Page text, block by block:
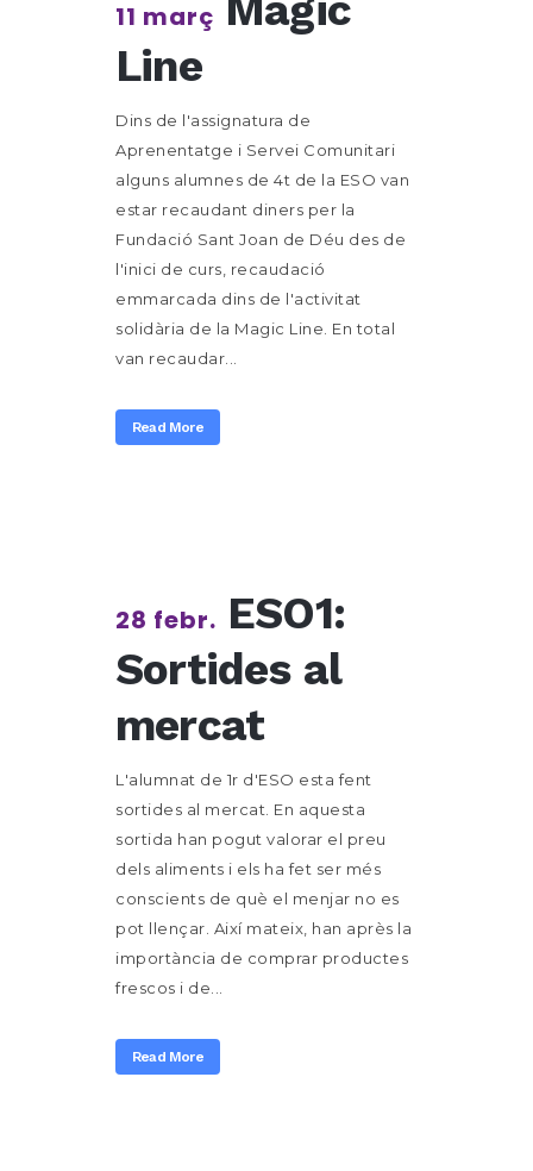
11 març
Line
Dins de l'assignatura de
Aprenentatge i Servei Comunitari
alguns alumnes de 4t de la ESO van
estar recaudant diners per la
Fundació Sant Joan de Déu des de
l'inici de curs, recaudació
emmarcada dins de l'activitat
solidària de la Magic Line. En total
van recaudar...
Read More
28 febr. ESO1:
Sortides al
mercat
L'alumnat de 1r d'ESO esta fent
sortides al mercat. En aquesta
sortida han pogut valorar el preu
dels aliments i els ha fet ser més
conscients de què el menjar no es
pot llençar. Així mateix, han après la
importància de comprar productes
frescos i de...
Read More